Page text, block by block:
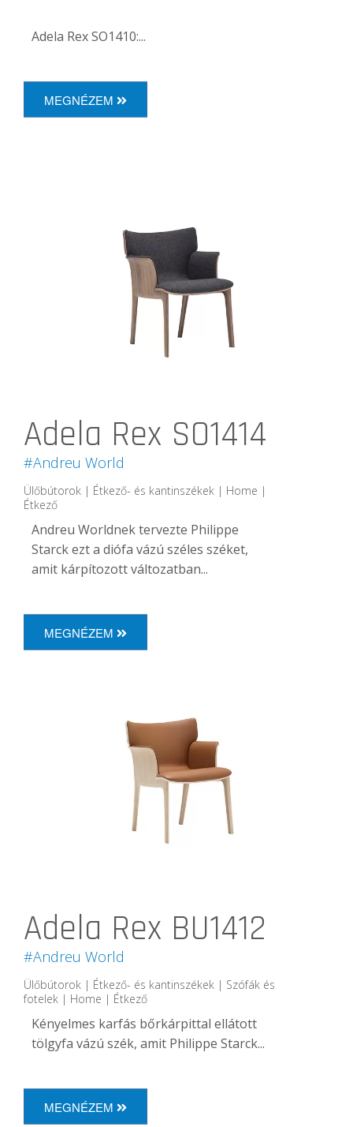
Adela Rex SO1410:...
MEGNÉZEM
Adela Rex SO1414
#Andreu World
Ülőbútorok | Étkező- és kantinszékek | Home |
Étkező
Andreu Worldnek tervezte Philippe
Starck ezt a diófa vázú széles széket,
amit kárpítozott változatban...
MEGNÉZEM
Adela Rex BU1412
#Andreu World
Ülőbútorok | Étkező- és kantinszékek | Szófák és
fotelek | Home | Étkező
Kényelmes karfás bőrkárpittal ellátott
tölgyfa vázú szék, amit Philippe Starck...
MEGNÉZEM